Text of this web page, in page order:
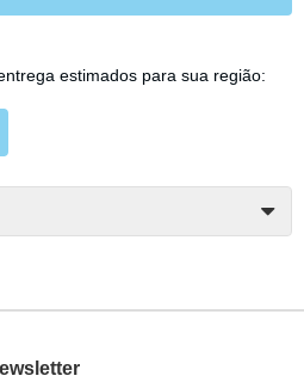
estimados para sua região: